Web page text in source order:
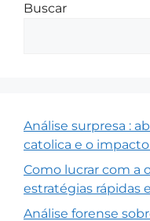
Buscar
Análise surpresa :
catolica e o
Como lucrar com a
estratégias rápidas
Análise forense